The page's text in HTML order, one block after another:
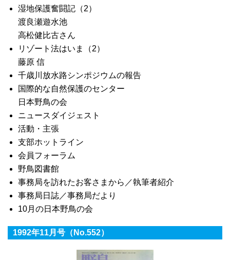
湿地保護奮闘記（2）
渡良瀬遊水池
高松健比古さん
リゾート法はいま（2）
藤原 信
千歳川放水路シンポジウムの報告
国際的な自然保護のセンター
日本野鳥の会
ニュースダイジェスト
活動・主張
支部ホットライン
会員フォーラム
野鳥図書館
事務局を訪れたお客さまから／執筆者紹介
事務局日誌／事務局だより
10月の日本野鳥の会
1992年11月号（No.552）